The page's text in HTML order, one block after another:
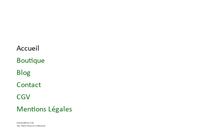
Accueil
Boutique
Blog
Contact
CGV
Mentions Légales
COULEURS DU THE
10a, Allée François Mitterrand